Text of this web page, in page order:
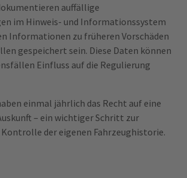
auffällige
im Hinweis- und Informationssystem
Informationen zu früheren Vorschäden
gespeichert sein. Diese Daten können
Einfluss auf die Regulierung
einmal jährlich das Recht auf eine
– ein wichtiger Schritt zur
der eigenen Fahrzeughistorie.